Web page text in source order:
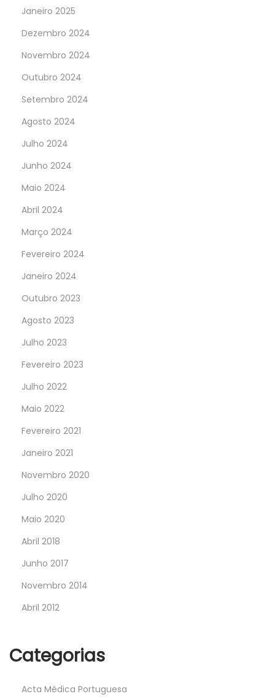
Janeiro 2025
Dezembro 2024
Novembro 2024
Outubro 2024
Setembro 2024
Agosto 2024
Julho 2024
Junho 2024
Maio 2024
Abril 2024
Março 2024
Fevereiro 2024
Janeiro 2024
Outubro 2023
Agosto 2023
Julho 2023
Fevereiro 2023
Julho 2022
Maio 2022
Fevereiro 2021
Janeiro 2021
Novembro 2020
Julho 2020
Maio 2020
Abril 2018
Junho 2017
Novembro 2014
Abril 2012
Categorias
Acta Médica Portuguesa